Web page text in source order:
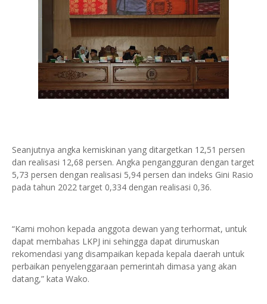
Seanjutnya angka kemiskinan yang ditargetkan 12,51 persen
dan realisasi 12,68 persen. Angka pengangguran dengan target
5,73 persen dengan realisasi 5,94 persen dan indeks Gini Rasio
pada tahun 2022 target 0,334 dengan realisasi 0,36.
“Kami mohon kepada anggota dewan yang terhormat, untuk
dapat membahas LKPJ ini sehingga dapat dirumuskan
rekomendasi yang disampaikan kepada kepala daerah untuk
perbaikan penyelenggaraan pemerintah dimasa yang akan
datang,” kata Wako.